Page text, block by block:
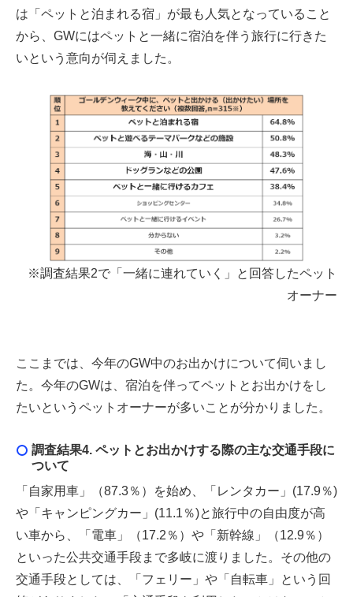
は「ペットと泊まれる宿」が最も人気となっていること
から、GWにはペットと一緒に宿泊を伴う旅行に行きた
いという意向が伺えました。
※調査結果2で「一緒に連れていく」と回答したペット
オーナー
ここまでは、今年のGW中のお出かけについて伺いまし
た。今年のGWは、宿泊を伴ってペットとお出かけをし
たいというペットオーナーが多いことが分かりました。
調査結果4. ペットとお出かけする際の主な交通手段に
ついて
「自家用車」（87.3％）を始め、「レンタカー」(17.9％)
や「キャンピングカー」(11.1％)と旅行中の自由度が高
い車から、「電車」（17.2％）や「新幹線」（12.9％）
といった公共交通手段まで多岐に渡りました。その他の
交通手段としては、「フェリー」や「自転車」という回